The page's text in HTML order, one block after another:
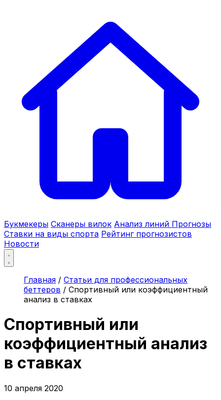
Букмекеры Сканеры вилок Анализ линий Прогнозы
Ставки на виды спорта Рейтинг прогнозистов
Новости
Главная / Статьи для профессиональных
беттеров / Спортивный или коэффициентный
анализ в ставках
Спортивный или
коэффициентный анализ
в ставках
10 апреля 2020